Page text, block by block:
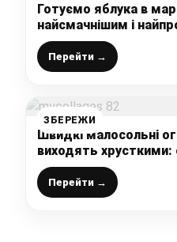
Готуємо яблука в
найсмачнішим і
заготовки із яблук,
Перейти →
ЗБЕРЕЖИ
Швидкі малосольні
виходять хрусткими:
рецепт, мій улюблений
Перейти →